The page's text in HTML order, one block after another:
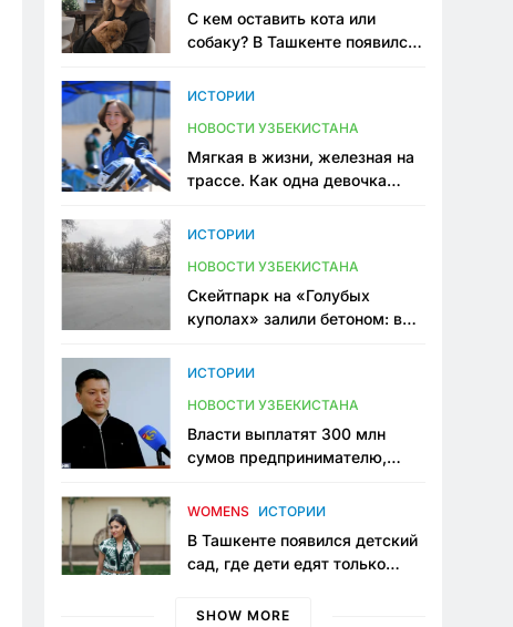
С кем оставить кота или
собаку? В Ташкенте появился
ИСТОРИИ
НОВОСТИ УЗБЕКИСТАНА
Мягкая в жизни, железная на
трассе. Как одна девочка
Узбекистане
ИСТОРИИ
НОВОСТИ УЗБЕКИСТАНА
Скейтпарк на «Голубых
куполах» залили бетоном: в
одно общественное
ИСТОРИИ
НОВОСТИ УЗБЕКИСТАНА
Власти выплатят 300 млн
сумов предпринимателю,
тюрьме по незаконному
WOMENS ИСТОРИИ
В Ташкенте появился детский
сад, где дети едят только
мама, которая устала просить
SHOW MORE